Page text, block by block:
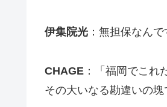
伊集院光 ：無担保なん
CHAGE ：「福岡でこれ
その大いなる勘違いの